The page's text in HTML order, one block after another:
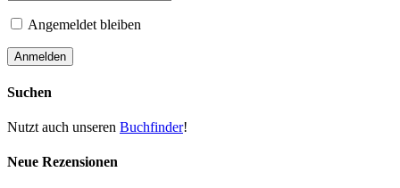
Angemeldet bleiben
Suchen
Nutzt auch unseren Buchfinder!
Neue Rezensionen